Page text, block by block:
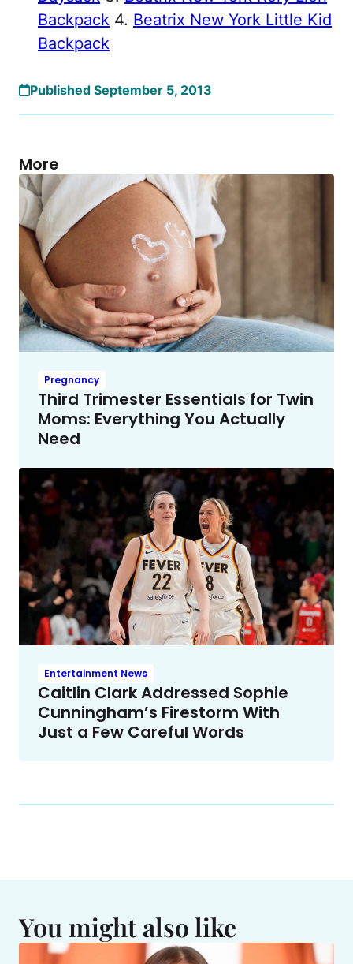
Backpack 4. Beatrix New York Little Kid
Backpack
Published September 5, 2013
More
Pregnancy
Third Trimester Essentials for Twin
Moms: Everything You Actually
Need
Entertainment News
Caitlin Clark Addressed Sophie
Cunningham’s Firestorm With
Just a Few Careful Words
You might also like